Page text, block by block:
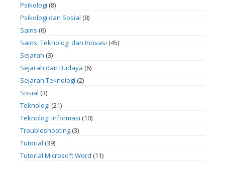
Psikologi (8)
Psikologi dan Sosial (8)
Sains (6)
Sains, Teknologi dan Inovasi (45)
Sejarah (3)
Sejarah dan Budaya (6)
Sejarah Teknologi (2)
Sosial (3)
Teknologi (21)
Teknologi Informasi (10)
Troubleshooting (3)
Tutorial (39)
Tutorial Microsoft Word (11)